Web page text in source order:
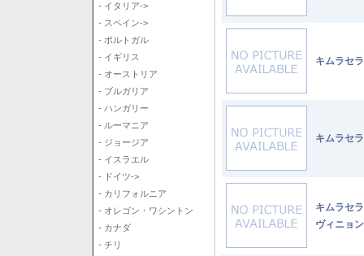
- イタリア->
- スペイン->
- ポルトガル
- イギリス
- オーストリア
- ブルガリア
- ハンガリー
- ルーマニア
- ジョージア
- イスラエル
- ドイツ->
- カリフォルニア
- オレゴン・ワシントン
- カナダ
- チリ
キムラセ
キムラセ
キムラセ
ヴィニョ